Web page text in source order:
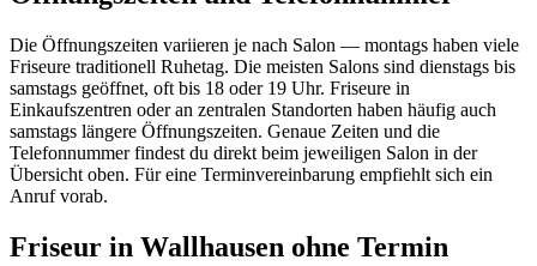
Die Öffnungszeiten variieren je nach Salon — montags haben viele
Friseure traditionell Ruhetag. Die meisten Salons sind dienstags bis
samstags geöffnet, oft bis 18 oder 19 Uhr. Friseure in
Einkaufszentren oder an zentralen Standorten haben häufig auch
samstags längere Öffnungszeiten. Genaue Zeiten und die
Telefonnummer findest du direkt beim jeweiligen Salon in der
Übersicht oben. Für eine Terminvereinbarung empfiehlt sich ein
Anruf vorab.
Friseur in Wallhausen ohne Termin